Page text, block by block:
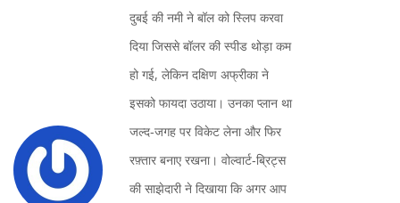
दुबई की नमी ने बॉल को स्लिप करवा
दिया जिससे बॉलर की स्पीड थोड़ा कम
हो गई, लेकिन दक्षिण अफ्रीका ने
इसको फायदा उठाया। उनका प्लान था
जल्द‑जगह पर विकेट लेना और फिर
रफ़्तार बनाए रखना। वोल्वार्ट‑ब्रिट्स
की साझेदारी ने दिखाया कि अगर आप